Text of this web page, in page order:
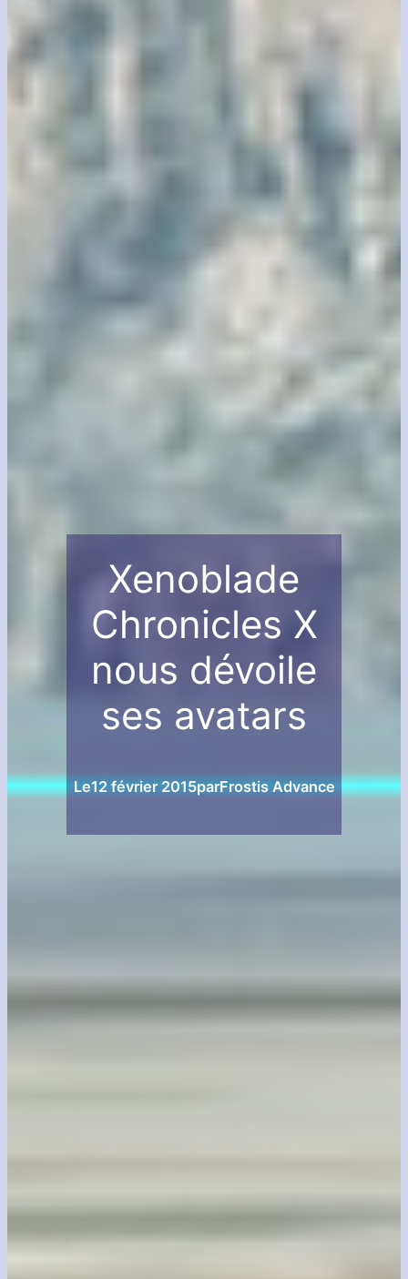
Xenoblade
Chronicles X
nous dévoile
ses avatars
Le12 février 2015parFrostis Advance